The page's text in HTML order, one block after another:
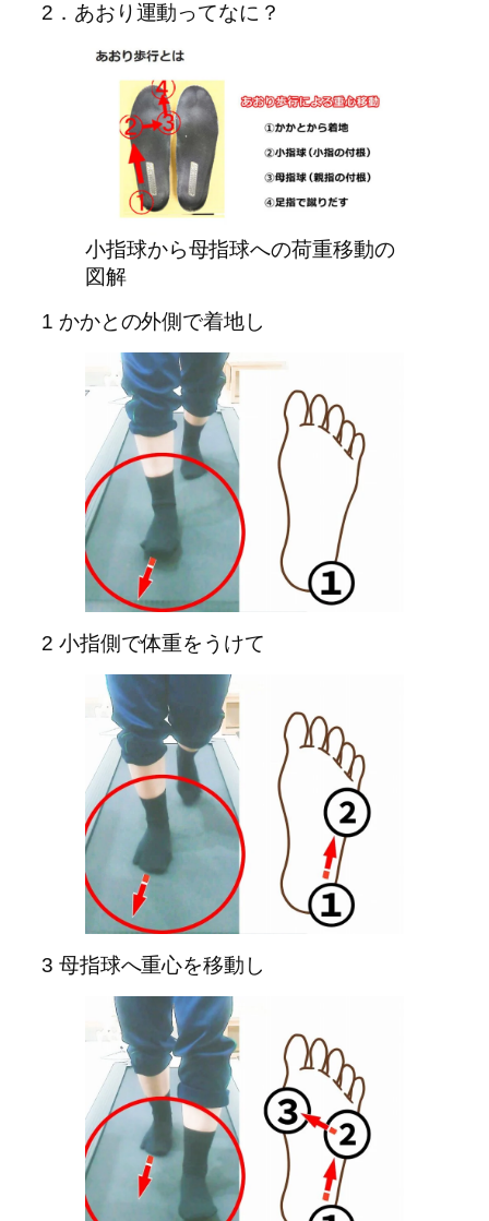
2．あおり運動ってなに？
小指球から母指球への荷重移動の
図解
1 かかとの外側で着地し
2 小指側で体重をうけて
3 母指球へ重心を移動し